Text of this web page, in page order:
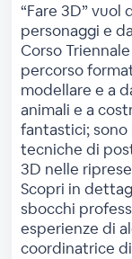
“Fare 3D”
personaggi e
Corso
percorso
modellare e a
animali e a
fantastici;
tecniche di
3D nelle
Scopri in
sbocchi
esperienze di
coordinatrice